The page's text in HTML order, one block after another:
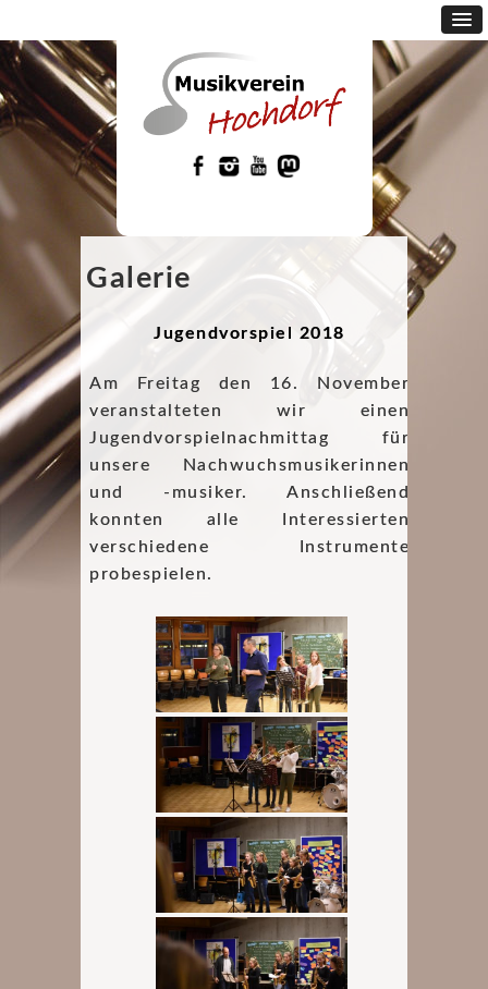
Galerie
Jugendvorspiel 2018
Am Freitag den 16. November
veranstalteten wir einen
Jugendvorspielnachmittag für
unsere Nachwuchsmusikerinnen
und -musiker. Anschließend
konnten alle Interessierten
verschiedene Instrumente
probespielen.